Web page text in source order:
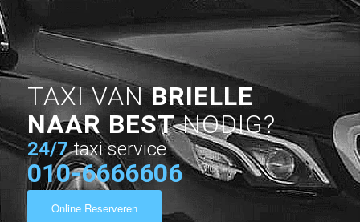
TAXI VANBRIELLE
NAAR BESTNODIG?
24/7 taxi service
010-6666606
Online Reserveren